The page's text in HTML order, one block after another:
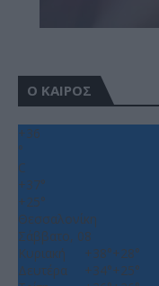
Ο ΚΑΙΡΟΣ
+36
°
C
+37°
+25°
Θεσσαλονίκη
Σάββατο, 08
Κυριακή
+38°+28°
Δευτέρα
+34°+25°